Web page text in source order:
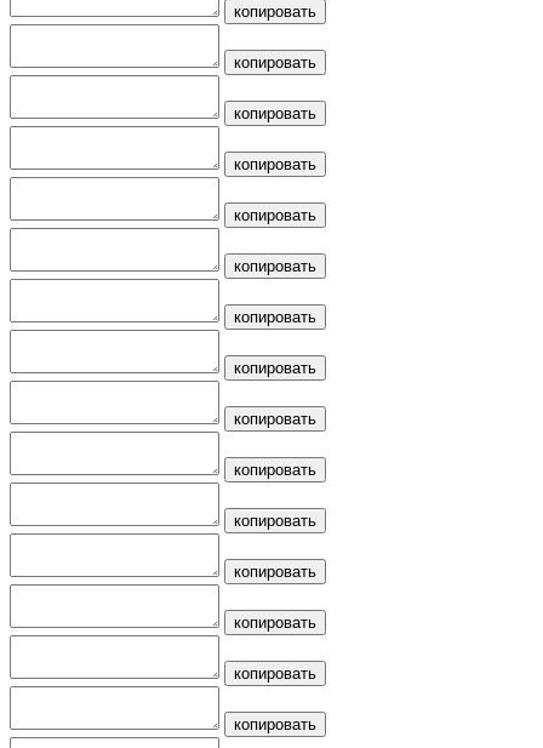
копировать
копировать
копировать
копировать
копировать
копировать
копировать
копировать
копировать
копировать
копировать
копировать
копировать
копировать
копировать